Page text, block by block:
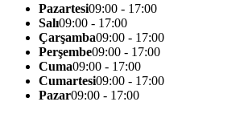
Pazartesi09:00 - 17:00
Salı09:00 - 17:00
Çarşamba09:00 - 17:00
Perşembe09:00 - 17:00
Cuma09:00 - 17:00
Cumartesi09:00 - 17:00
Pazar09:00 - 17:00